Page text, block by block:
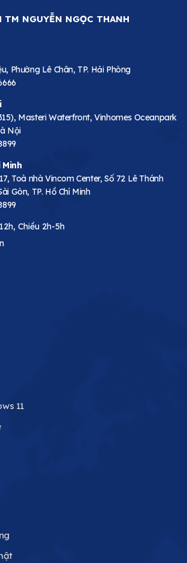
TM NGUYỄN NGỌC THANH
Phường Lê Chân, TP. Hải Phòng
Masteri Waterfront, Vinhomes Oceanpark
Nội
Minh
Toà nhà Vincom Center, Số 72 Lê Thánh
Gòn, TP. Hồ Chí Minh
Chiều 2h-5h
11